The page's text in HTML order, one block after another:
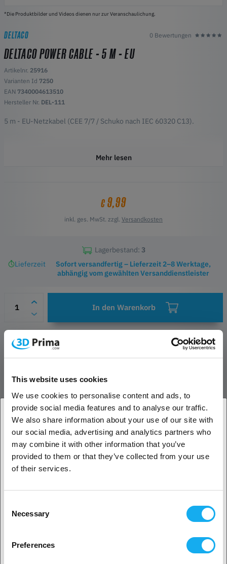
This website uses cookies
We use cookies to personalise content and ads, to
provide social media features and to analyse our traffic.
We also share information about your use of our site with
our social media, advertising and analytics partners who
may combine it with other information that you’ve
provided to them or that they’ve collected from your use
of their services.
Selection
Necessary
Preferences
*Die Produktbilder und Videos dienen nur zur Veranschaulichung.
DELTACO 0 Bewertungen
DELTACO POWER CABLE - 5 M - EU
Artikelnr. 25916
Varianten Id 7250
EAN 7340004613510
Hersteller Nr. DEL-111
5 m - EU-Netzkabel (CEE 7/7 / Schuko nach IEC 60320 C13).
Mehr lesen
€9,99
inkl. ges. MwSt. zzgl. Versandkosten
Lagerbestand: 3
Lieferzeit
Sofort versandfertig – Lieferzeit 2–8 Werktage,
abhängig vom gewählten Versanddienstleister
In den Warenkorb
Fragen zum Produkt
PRODUKTBESCHREIBUNG
BEWERTUNGEN
FRAGEN ZUM PRODUKT?
1. Sind Sie Geschäftskunde oder Privatkunde?
Geschäftskunde
Privatkunde